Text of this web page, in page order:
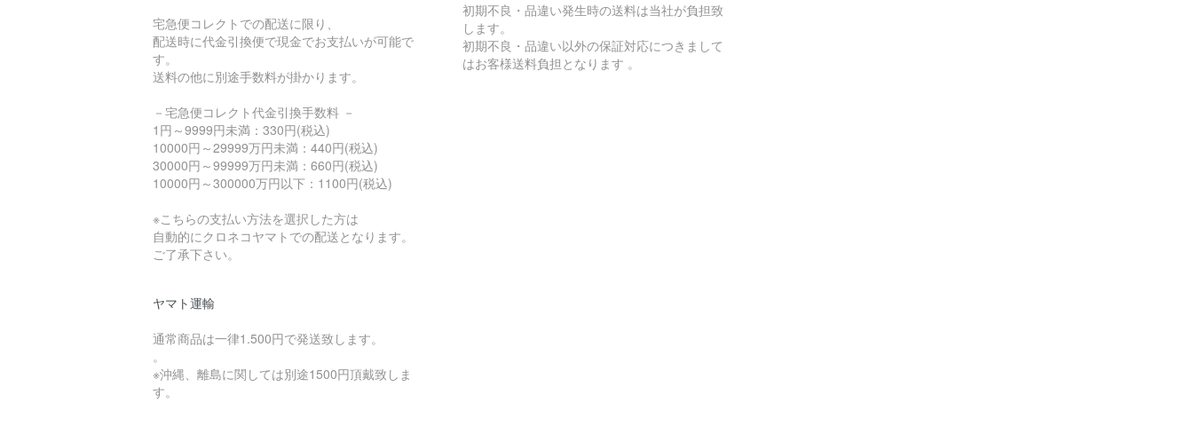
宅急便コレクトでの配送に限り、
配送時に代金引換便で現金でお支払いが可能で
す。
送料の他に別途手数料が掛かります。
－宅急便コレクト代金引換手数料 －
1円～9999円未満：330円(税込)
10000円～29999万円未満：440円(税込)
30000円～99999万円未満：660円(税込)
10000円～300000万円以下：1100円(税込)
※こちらの支払い方法を選択した方は
自動的にクロネコヤマトでの配送となります。
ご了承下さい。
ヤマト運輸
通常商品は一律1.500円で発送致します。
。
※沖縄、離島に関しては別途1500円頂戴致しま
す。
初期不良・品違い発生時の送料は当社が負担致
します。
初期不良・品違い以外の保証対応につきまして
はお客様送料負担となります 。